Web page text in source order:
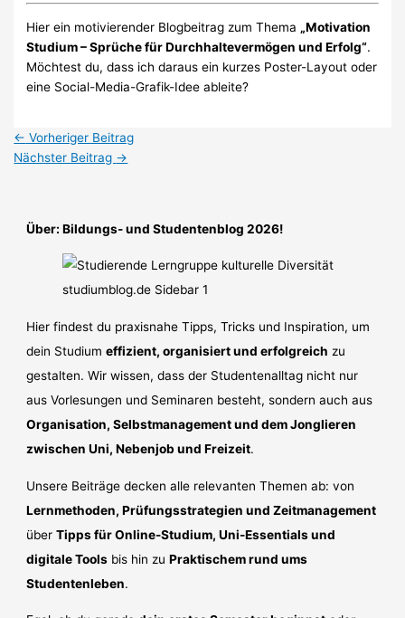
Hier ein motivierender Blogbeitrag zum Thema „Motivation
Studium – Sprüche für Durchhaltevermögen und Erfolg“.
Möchtest du, dass ich daraus ein kurzes Poster-Layout oder
eine Social-Media-Grafik-Idee ableite?
← Vorheriger Beitrag
Nächster Beitrag →
Über: Bildungs- und Studentenblog 2026!
Hier findest du praxisnahe Tipps, Tricks und Inspiration, um
dein Studiumeffizient, organisiert und erfolgreich zu
gestalten. Wir wissen, dass der Studentenalltag nicht nur
aus Vorlesungen und Seminaren besteht, sondern auch aus
Organisation, Selbstmanagement und dem Jonglieren
zwischen Uni, Nebenjob und Freizeit.
Unsere Beiträge decken alle relevanten Themen ab: von
Lernmethoden, Prüfungsstrategien und Zeitmanagement
überTipps für Online-Studium, Uni-Essentials und
digitale Tools bis hin zuPraktischem rund ums
Studentenleben.